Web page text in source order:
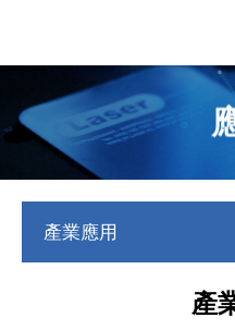
產業應用
產